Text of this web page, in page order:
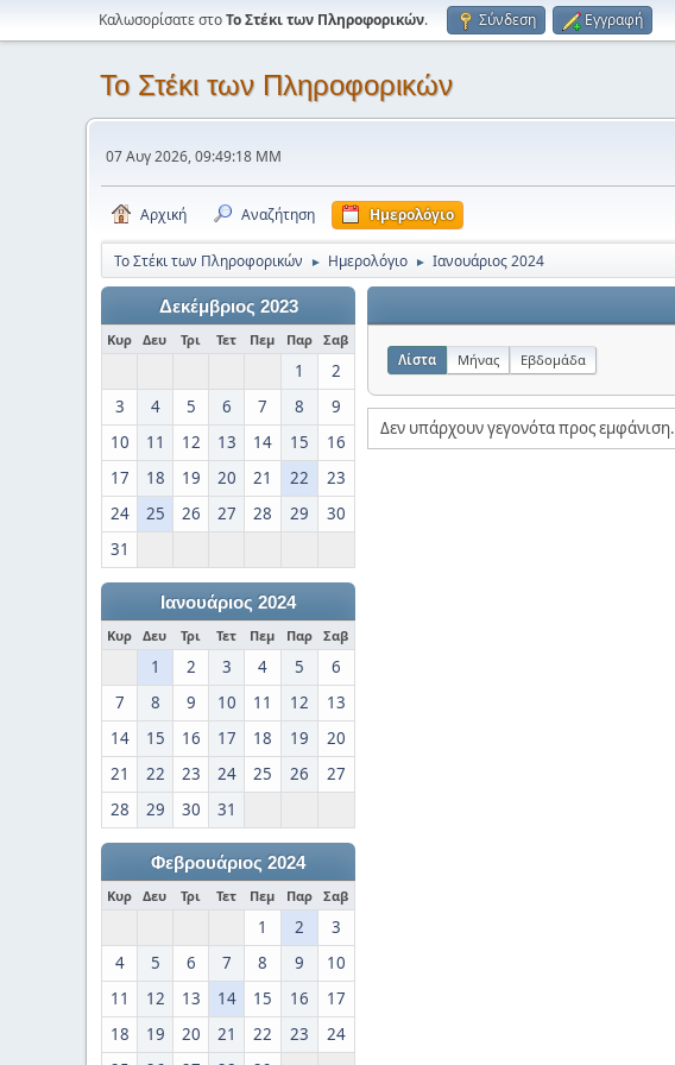
Καλωσορίσατε στοΤο Στέκι των Πληροφορικών. Σύνδεση Εγγραφή
Το Στέκι των Πληροφορικών
07 Αυγ 2026, 09:49:18 ΜΜ
Αρχική Αναζήτηση Ημερολόγιο
Το Στέκι των Πληροφορικών ► Ημερολόγιο ► Ιανουάριος 2024
Δεκέμβριος 2023
Κυρ Δευ Τρι Τετ Πεμ Παρ Σαβ
1
2
3
4 5 6 7 8
9
10
11 12 13 14 15
16
17
18 19 20 21 22
23
24
25 26 27 28 29
30
31
Ιανουάριος 2024
Κυρ Δευ Τρι Τετ Πεμ Παρ Σαβ
1 2 3 4 5
6
7
8 9 10 11 12
13
14
15 16 17 18 19
20
21
22 23 24 25 26
27
28
29 30 31
Φεβρουάριος 2024
Κυρ Δευ Τρι Τετ Πεμ Παρ Σαβ
1 2
3
4
5 6 7 8 9
10
11
12 13 14 15 16
17
18
19 20 21 22 23
24
Λίστα Μήνας Εβδομάδα
Δεν υπάρχουν γεγονότα προς εμφάνιση.